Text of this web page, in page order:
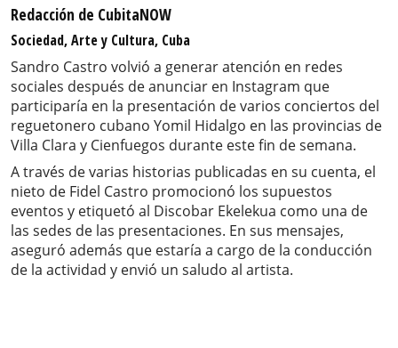
Redacción de CubitaNOW
Sociedad, Arte y Cultura, Cuba
Sandro Castro volvió a generar atención en redes
sociales después de anunciar en Instagram que
participaría en la presentación de varios conciertos del
reguetonero cubano Yomil Hidalgo en las provincias de
Villa Clara y Cienfuegos durante este fin de semana.
A través de varias historias publicadas en su cuenta, el
nieto de Fidel Castro promocionó los supuestos
eventos y etiquetó al Discobar Ekelekua como una de
las sedes de las presentaciones. En sus mensajes,
aseguró además que estaría a cargo de la conducción
de la actividad y envió un saludo al artista.